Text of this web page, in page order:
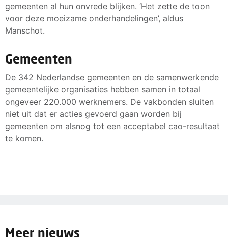
gemeenten al hun onvrede blijken. ‘Het zette de toon
voor deze moeizame onderhandelingen’, aldus
Manschot.
Gemeenten
De 342 Nederlandse gemeenten en de samenwerkende
gemeentelijke organisaties hebben samen in totaal
ongeveer 220.000 werknemers. De vakbonden sluiten
niet uit dat er acties gevoerd gaan worden bij
gemeenten om alsnog tot een acceptabel cao-resultaat
te komen.
Meer nieuws